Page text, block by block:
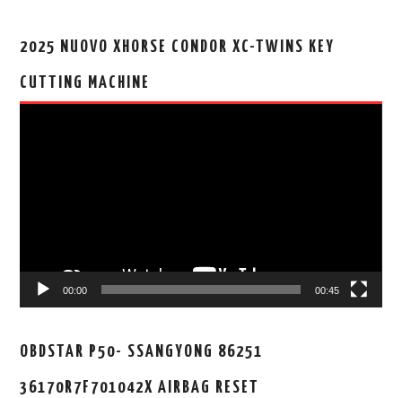
2025 NUOVO XHORSE CONDOR XC-TWINS KEY
CUTTING MACHINE
00:00 00:45
OBDSTAR P50- SSANGYONG 86251
36170R7F701042X AIRBAG RESET